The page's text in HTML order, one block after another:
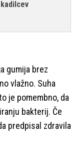
gumija brez
vlažno. Suha
je pomembno, da
bakterij. Če
predpisal zdravila